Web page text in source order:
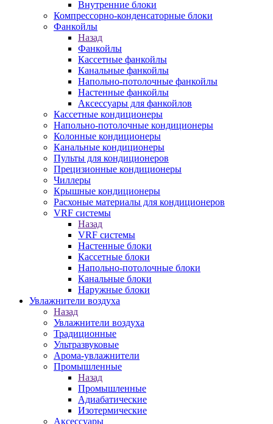
Внутренние блоки
Компрессорно-конденсаторные блоки
Фанкойлы
Назад
Фанкойлы
Кассетные фанкойлы
Канальные фанкойлы
Напольно-потолочные фанкойлы
Настенные фанкойлы
Аксессуары для фанкойлов
Кассетные кондиционеры
Напольно-потолочные кондиционеры
Колонные кондиционеры
Канальные кондиционеры
Пульты для кондиционеров
Прецизионные кондиционеры
Чиллеры
Крышные кондиционеры
Расхоные материалы для кондиционеров
VRF системы
Назад
VRF системы
Настенные блоки
Кассетные блоки
Напольно-потолочные блоки
Канальные блоки
Наружные блоки
Увлажнители воздуха
Назад
Увлажнители воздуха
Традиционные
Ультразвуковые
Арома-увлажнители
Промышленныe
Назад
Промышленныe
Адиабатические
Изотермические
Аксессуары